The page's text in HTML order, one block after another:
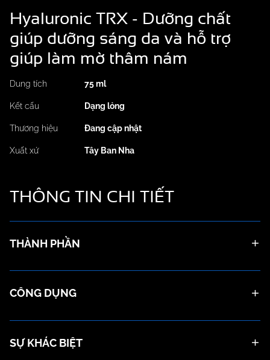
Hyaluronic TRX - Dưỡng chất
giúp dưỡng sáng da và hỗ trợ
giúp làm mờ thâm nám
Dung tích 75 ml
Kết cấu Dạng lỏng
Thương hiệu Đang cập nhật
Xuất xứ Tây Ban Nha
THÔNG TIN CHI TIẾT
THÀNH PHẦN
CÔNG DỤNG
SỰ KHÁC BIỆT